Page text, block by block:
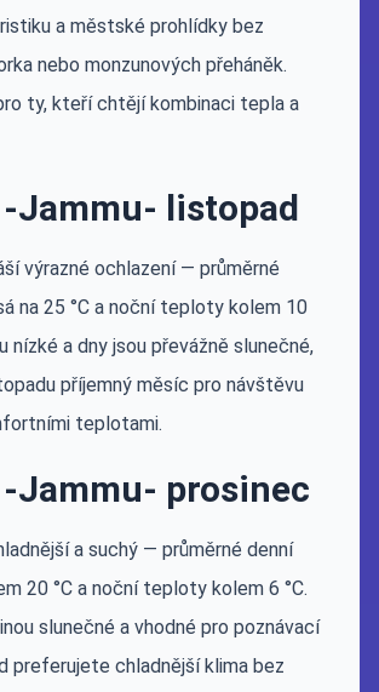
a městské prohlídky bez
nebo monzunových přeháněk.
ty, kteří chtějí kombinaci tepla a
-Jammu- listopad
výrazné ochlazení — průměrné
na 25 °C a noční teploty kolem 10
nízké a dny jsou převážně slunečné,
příjemný měsíc pro návštěvu
teplotami.
Jammu- prosinec
a suchý — průměrné denní
20 °C a noční teploty kolem 6 °C.
slunečné a vhodné pro poznávací
preferujete chladnější klima bez